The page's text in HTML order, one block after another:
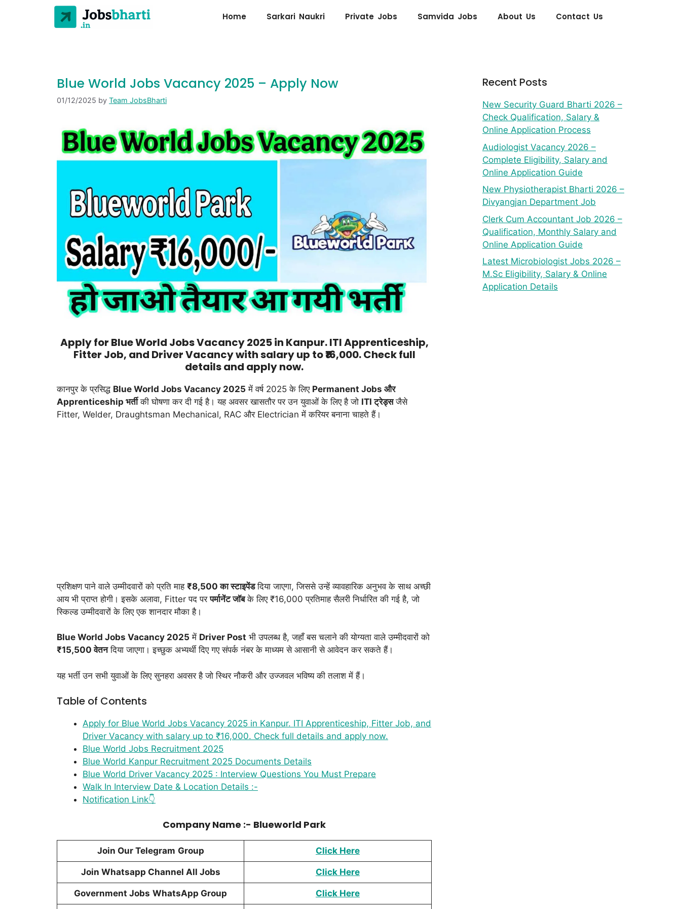
Home Sarkari Naukri Private Jobs Samvida Jobs About Us Contact Us
Blue World Jobs Vacancy 2025 – Apply Now
01/12/2025 by Team JobsBharti
Apply for Blue World Jobs Vacancy 2025 in Kanpur. ITI Apprenticeship,
Fitter Job, and Driver Vacancy with salary up to ₹16,000. Check full
details and apply now.
कानपुर के प्रसिद्ध Blue World Jobs Vacancy 2025 में वर्ष 2025 के लिए Permanent Jobs और
Apprenticeship भर्तीकी घोषणा कर दी गई है। यह अवसर खासतौर पर उन युवाओं के लिए है जो ITI ट्रेड्सजैसे
Fitter, Welder, Draughtsman Mechanical, RAC और Electrician में करियर बनाना चाहते हैं।
प्रशिक्षण पाने वाले उम्मीदवारों को प्रति माह ₹8,500 का स्टाइपेंडदिया जाएगा, जिससे उन्हें व्यावहारिक अनुभव के साथ अच्छी
आय भी प्राप्त होगी। इसके अलावा, Fitter पद परपर्मानेंट जॉबके लिए ₹16,000 प्रतिमाह सैलरी निर्धारित की गई है, जो
स्किल्ड उम्मीदवारों के लिए एक शानदार मौका है।
Blue World Jobs Vacancy 2025 में Driver Post भी उपलब्ध है, जहाँ बस चलाने की योग्यता वाले उम्मीदवारों को
₹15,500 वेतनदिया जाएगा। इच्छुक अभ्यर्थी दिए गए संपर्क नंबर के माध्यम से आसानी से आवेदन कर सकते हैं।
यह भर्ती उन सभी युवाओं के लिए सुनहरा अवसर है जो स्थिर नौकरी और उज्जवल भविष्य की तलाश में हैं।
Table of Contents
Apply for Blue World Jobs Vacancy 2025 in Kanpur. ITI Apprenticeship, Fitter Job, and
Driver Vacancy with salary up to ₹16,000. Check full details and apply now.
Blue World Jobs Recruitment 2025
Blue World Kanpur Recruitment 2025 Documents Details
Blue World Driver Vacancy 2025 : Interview Questions You Must Prepare
Walk In Interview Date & Location Details :-
Notification Link👇
Company Name :- Blueworld Park
Join Our Telegram Group Click Here
Join Whatsapp Channel All Jobs Click Here
Government Jobs WhatsApp Group Click Here
Recent Posts
New Security Guard Bharti 2026 –
Check Qualification, Salary &
Online Application Process
Audiologist Vacancy 2026 –
Complete Eligibility, Salary and
Online Application Guide
New Physiotherapist Bharti 2026 –
Divyangjan Department Job
Clerk Cum Accountant Job 2026 –
Qualification, Monthly Salary and
Online Application Guide
Latest Microbiologist Jobs 2026 –
M.Sc Eligibility, Salary & Online
Application Details